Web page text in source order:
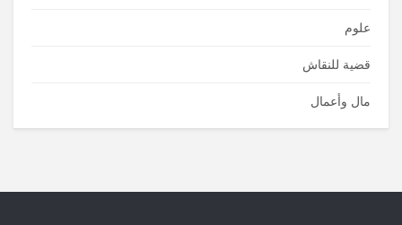
علوم
قضية للنقاش
مال وأعمال